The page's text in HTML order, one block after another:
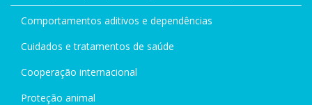
Comportamentos aditivos e dependências
Cuidados e tratamentos de saúde
Cooperação internacional
Proteção animal